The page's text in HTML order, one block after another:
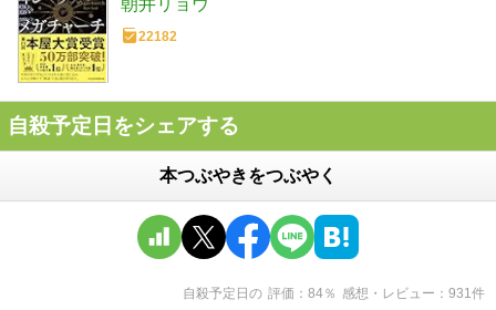
朝井リョウ
22182
自殺予定日をシェアする
本つぶやきをつぶやく
自殺予定日 の 評価 84％ 感想・レビュー 931件